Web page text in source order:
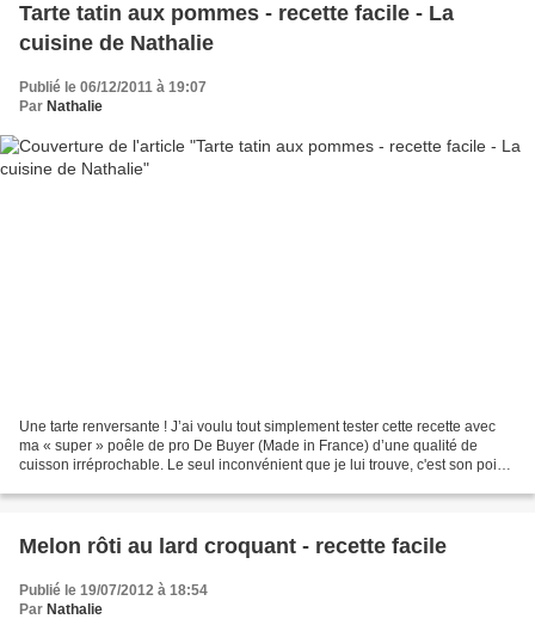
Tarte tatin aux pommes - recette facile - La
cuisine de Nathalie
Publié le 06/12/2011 à 19:07
Par Nathalie
Une tarte renversante ! J’ai voulu tout simplement tester cette recette avec
ma « super » poêle de pro De Buyer (Made in France) d’une qualité de
cuisson irréprochable. Le seul inconvénient que je lui trouve, c'est son poids
Melon rôti au lard croquant - recette facile
Publié le 19/07/2012 à 18:54
Par Nathalie